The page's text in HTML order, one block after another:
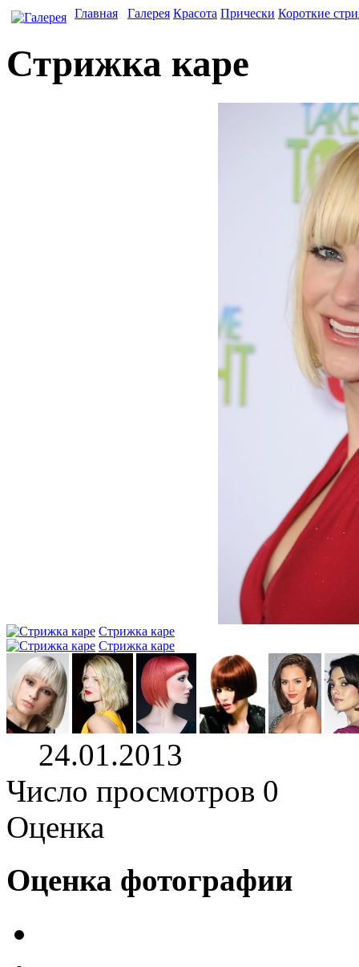
Главная Галерея Красота Прически Короткие
Стрижка каре
Стрижка каре
Стрижка каре
24.01.2013
Число просмотров 0
Оценка
Оценка фотографии